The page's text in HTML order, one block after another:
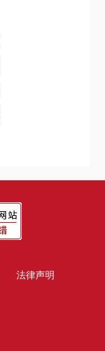
法律声明